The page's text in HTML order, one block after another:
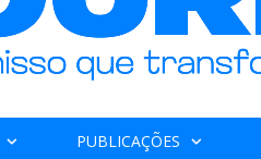
PUBLICAÇÕES